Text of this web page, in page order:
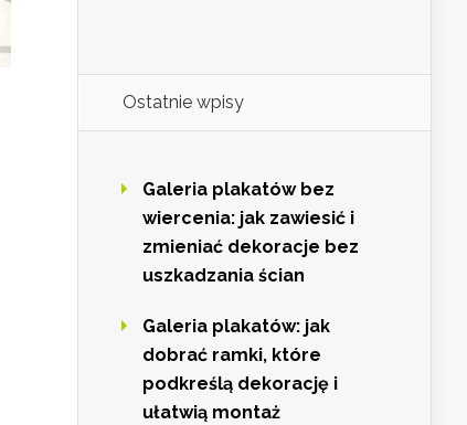
Ostatnie wpisy
Galeria plakatów bez
wiercenia: jak zawiesić i
zmieniać dekoracje bez
uszkadzania ścian
Galeria plakatów: jak
dobrać ramki, które
podkreślą dekorację i
ułatwią montaż